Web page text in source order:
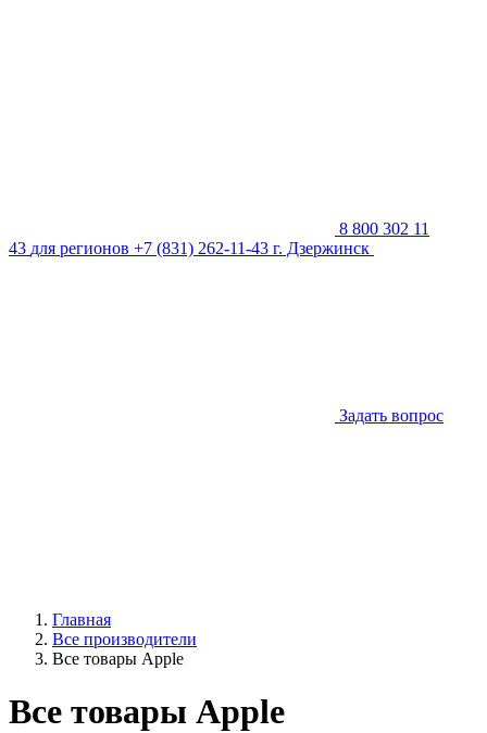
8 800 302 11
43 для регионов +7 (831) 262-11-43 г. Дзержинск
Задать вопрос
Главная
Все производители
Все товары Apple
Все товары Apple